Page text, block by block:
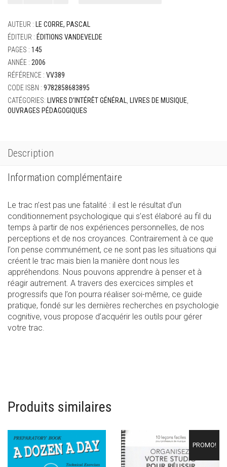
Pascal
-
L'Art
trac
:
guide
pratique
pour
du
trac
AUTEUR :
LE CORRE, PASCAL
ÉDITEUR : ÉDITIONS VANDEVELDE
PAGES : 145
ANNÉE : 2006
RÉFÉRENCE : VV389
CODE ISBN : 9782858683895
CATÉGORIES:
LIVRES D'INTÉRÊT GÉNÉRAL LIVRES DE MUSIQUE
OUVRAGES PÉDAGOGIQUES
Description
Information complémentaire
Le trac n’est pas une fatalité : il est le résultat d’un
conditionnement psychologique qui s’est élaboré au fil du
temps à partir de nos expériences personnelles, de nos
perceptions et de nos croyances. Contrairement à ce que
l’on pense communément, ce ne sont pas les situations qui
créent le trac mais bien la manière dont nous les
appréhendons. Nous pouvons apprendre à penser et à
réagir autrement. A travers des exercices simples et
progressifs que l’on pourra réaliser soi-même, ce guide
pratique, fondé sur les dernières recherches en psychologie
cognitive, vous propose d’acquérir les outils pour gérer
votre trac.
Produits similaires
PROMO!